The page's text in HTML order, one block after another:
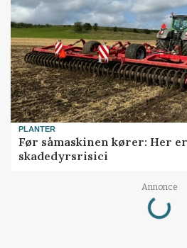
PLANTER
Før såmaskinen kører: Her
skadedyrsrisici
Annonce
Loading...